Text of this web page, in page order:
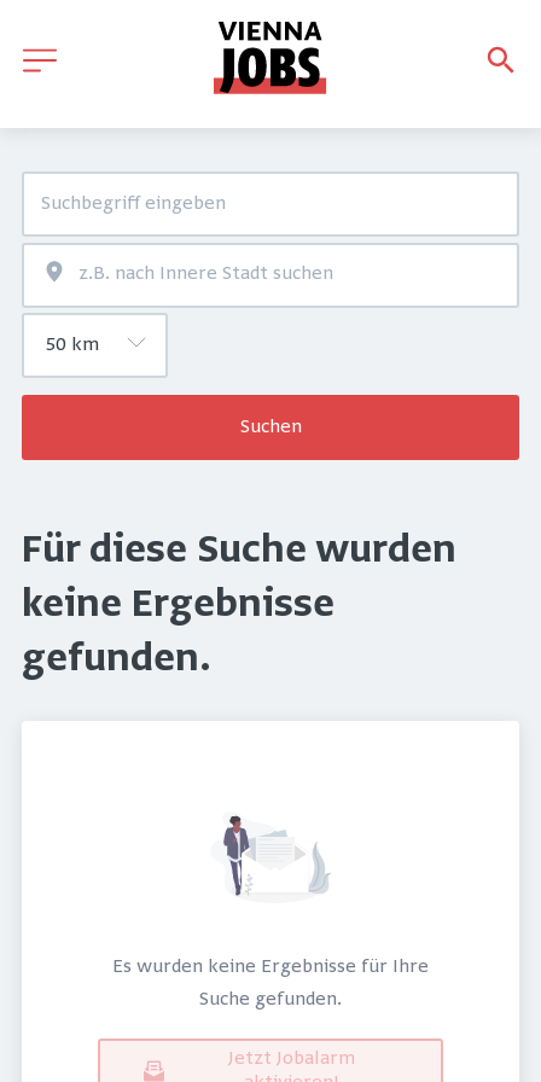
Suchen
Für diese Suche wurden
keine Ergebnisse
gefunden.
Es wurden keine Ergebnisse für Ihre
Suche gefunden.
Jetzt Jobalarm